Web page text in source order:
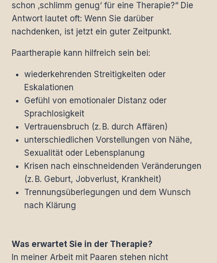
schon ‚schlimm genug‘ für eine Therapie?“ Die
Antwort lautet oft: Wenn Sie darüber
nachdenken, ist jetzt ein guter Zeitpunkt.
Paartherapie kann hilfreich sein bei:
wiederkehrenden Streitigkeiten oder
Eskalationen
Gefühl von emotionaler Distanz oder
Sprachlosigkeit
Vertrauensbruch (z. B. durch Affären)
unterschiedlichen Vorstellungen von Nähe,
Sexualität oder Lebensplanung
Krisen nach einschneidenden Veränderungen
(z. B. Geburt, Jobverlust, Krankheit)
Trennungsüberlegungen und dem Wunsch
nach Klärung
Was erwartet Sie in der Therapie?
In meiner Arbeit mit Paaren stehen nicht